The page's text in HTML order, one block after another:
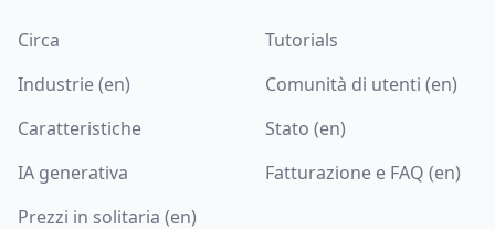
Circa
Industrie (en)
Caratteristiche
IA generativa
Prezzi in solitaria (en)
Tutorials
Comunità di utenti (en)
Stato (en)
Fatturazione e FAQ (en)